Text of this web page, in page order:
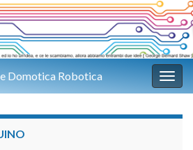
Domotica Robotica